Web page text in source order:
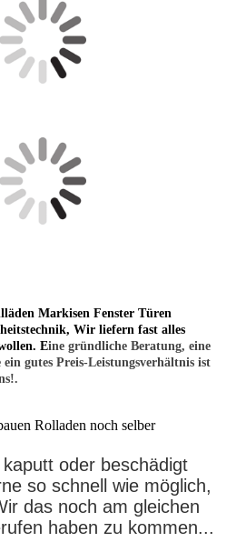
Markisen Fenster Türen
Wir liefern fast alles
Eine gründliche Beratung, eine
gutes Preis-Leistungsverhältnis ist
Rolladen noch selber
oder beschädigt
so schnell wie möglich,
das noch am gleichen
haben zu kommen...